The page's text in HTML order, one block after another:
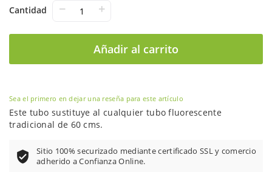
Cantidad − +
Añadir al carrito
de
Sea el primero en dejar una reseña para este artículo
Este tubo sustituye al cualquier tubo fluorescente
tradicional de 60 cms.
Sitio 100% securizado mediante certificado SSL y comercio
adherido a Confianza Online.